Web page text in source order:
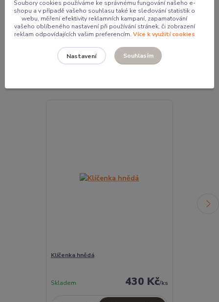
Mgr. Pavlína Kordíková
+420 774 062 005
pavla@pocketdesign.cz
Související zboží 6
Klíčenka hnědá
430 Kč/ks
Skladem
Soubory cookies používáme ke správnému fungování našeho e-
shopu a v případě vašeho souhlasu také ke sledování statistik o
webu, měření efektivity reklamních kampaní, zapamatování
vašeho oblíbeného nastavení při používání stránek, či zobrazení
reklam odpovídajících vašim preferencím. Více k využití cookies
Nastavení Souhlasím